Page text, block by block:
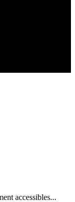
accessibles...